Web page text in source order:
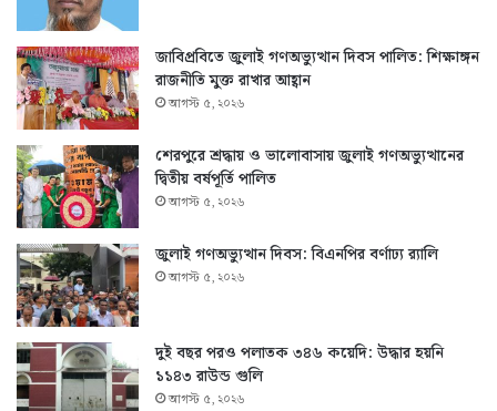
জাবিপ্রবিতে জুলাই গণঅভ্যুত্থান দিবস পালিত: শিক্ষাঙ্গন
রাজনীতি মুক্ত রাখার আহ্বান
আগস্ট ৫, ২০২৬
শেরপুরে শ্রদ্ধায় ও ভালোবাসায় জুলাই গণঅভ্যুত্থানের
দ্বিতীয় বর্ষপূর্তি পালিত
আগস্ট ৫, ২০২৬
জুলাই গণঅভ্যুত্থান দিবস: বিএনপির বর্ণাঢ্য র‍্যালি
আগস্ট ৫, ২০২৬
দুই বছর পরও পলাতক ৩৪৬ কয়েদি: উদ্ধার হয়নি
১১৪৩ রাউন্ড গুলি
আগস্ট ৫, ২০২৬